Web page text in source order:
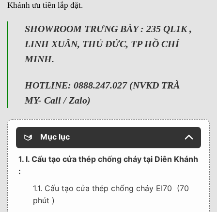
Khánh ưu tiên lắp đặt.
SHOWROOM TRƯNG BÀY : 235 QL1K ,
LINH XUÂN, THỦ ĐỨC, TP HỒ CHÍ
MINH.
HOTLINE: 0888.247.027 (NVKD TRÀ
MY- Call / Zalo)
Mục lục
1. I. Cấu tạo cửa thép chống cháy tại Diên Khánh
:
1.1. Cấu tạo cửa thép chống cháy EI70 (70
phút )